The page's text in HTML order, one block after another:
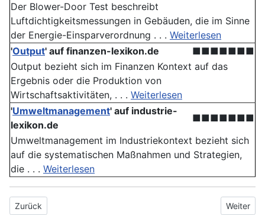
Der Blower-Door Test beschreibt
Luftdichtigkeitsmessungen in Gebäuden, die im Sinne
der Energie-Einsparverordnung . . . Weiterlesen
'Output' auf finanzen-lexikon.de
■■■■■■■
Output bezieht sich im Finanzen Kontext auf das
Ergebnis oder die Produktion von
Wirtschaftsaktivitäten, . . . Weiterlesen
'Umweltmanagement' auf industrie-
lexikon.de
■■■■■■■
Umweltmanagement im Industriekontext bezieht sich
auf die systematischen Maßnahmen und Strategien,
die . . . Weiterlesen
Vorheriger Beitrag: Substanz
Zurück Nächster
Weiter